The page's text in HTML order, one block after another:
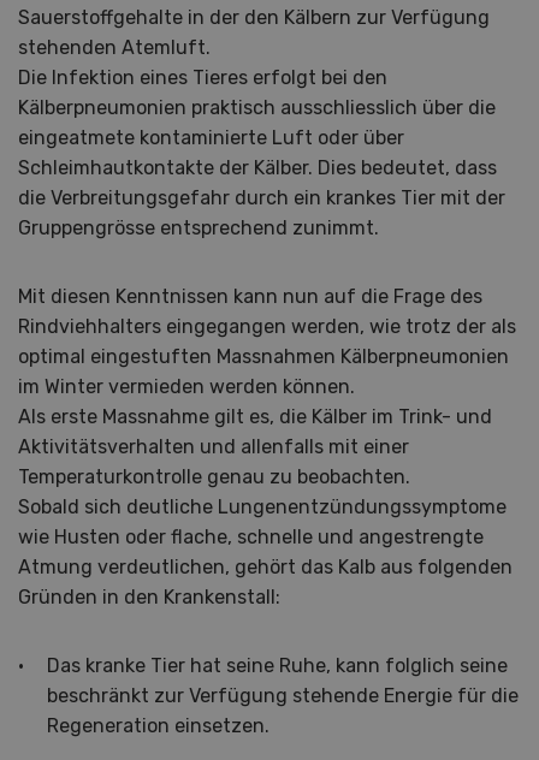
Sauerstoffgehalte in der den Kälbern zur Verfügung
stehenden Atemluft.
Die Infektion eines Tieres erfolgt bei den
Kälberpneumonien praktisch ausschliesslich über die
eingeatmete kontaminierte Luft oder über
Schleimhautkontakte der Kälber. Dies bedeutet, dass
die Verbreitungsgefahr durch ein krankes Tier mit der
Gruppengrösse entsprechend zunimmt.
Mit diesen Kenntnissen kann nun auf die Frage des
Rindviehhalters eingegangen werden, wie trotz der als
optimal eingestuften Massnahmen Kälberpneumonien
im Winter vermieden werden können.
Als erste Massnahme gilt es, die Kälber im Trink- und
Aktivitätsverhalten und allenfalls mit einer
Temperaturkontrolle genau zu beobachten.
Sobald sich deutliche Lungenentzündungssymptome
wie Husten oder flache, schnelle und angestrengte
Atmung verdeutlichen, gehört das Kalb aus folgenden
Gründen in den Krankenstall:
Das kranke Tier hat seine Ruhe, kann folglich seine
beschränkt zur Verfügung stehende Energie für die
Regeneration einsetzen.